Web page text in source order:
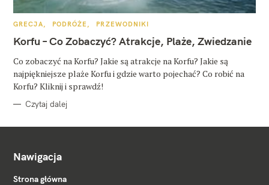
K
T
E
O
R
I
GRECJA PODRÓŻE PRZEWODNIKI
Korfu – Co Zobaczyć? Atrakcje, Plaże, Zwiedzanie
Co zobaczyć na Korfu? Jakie są atrakcje na Korfu? Jakie są
najpiękniejsze plaże Korfu i gdzie warto pojechać? Co robić na
Korfu? Kliknij i sprawdź!
Czytaj dalej
Nawigacja
Strona główna